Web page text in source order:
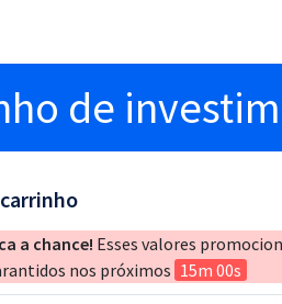
de
a chance! Esses valores
nos próximos 15m 00s